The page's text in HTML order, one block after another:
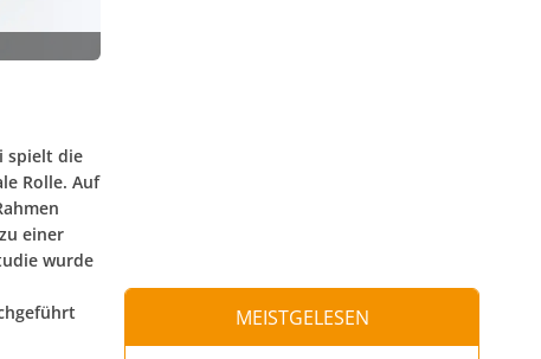
spielt die
Rolle. Auf
einer
wurde
MEISTGELESEN